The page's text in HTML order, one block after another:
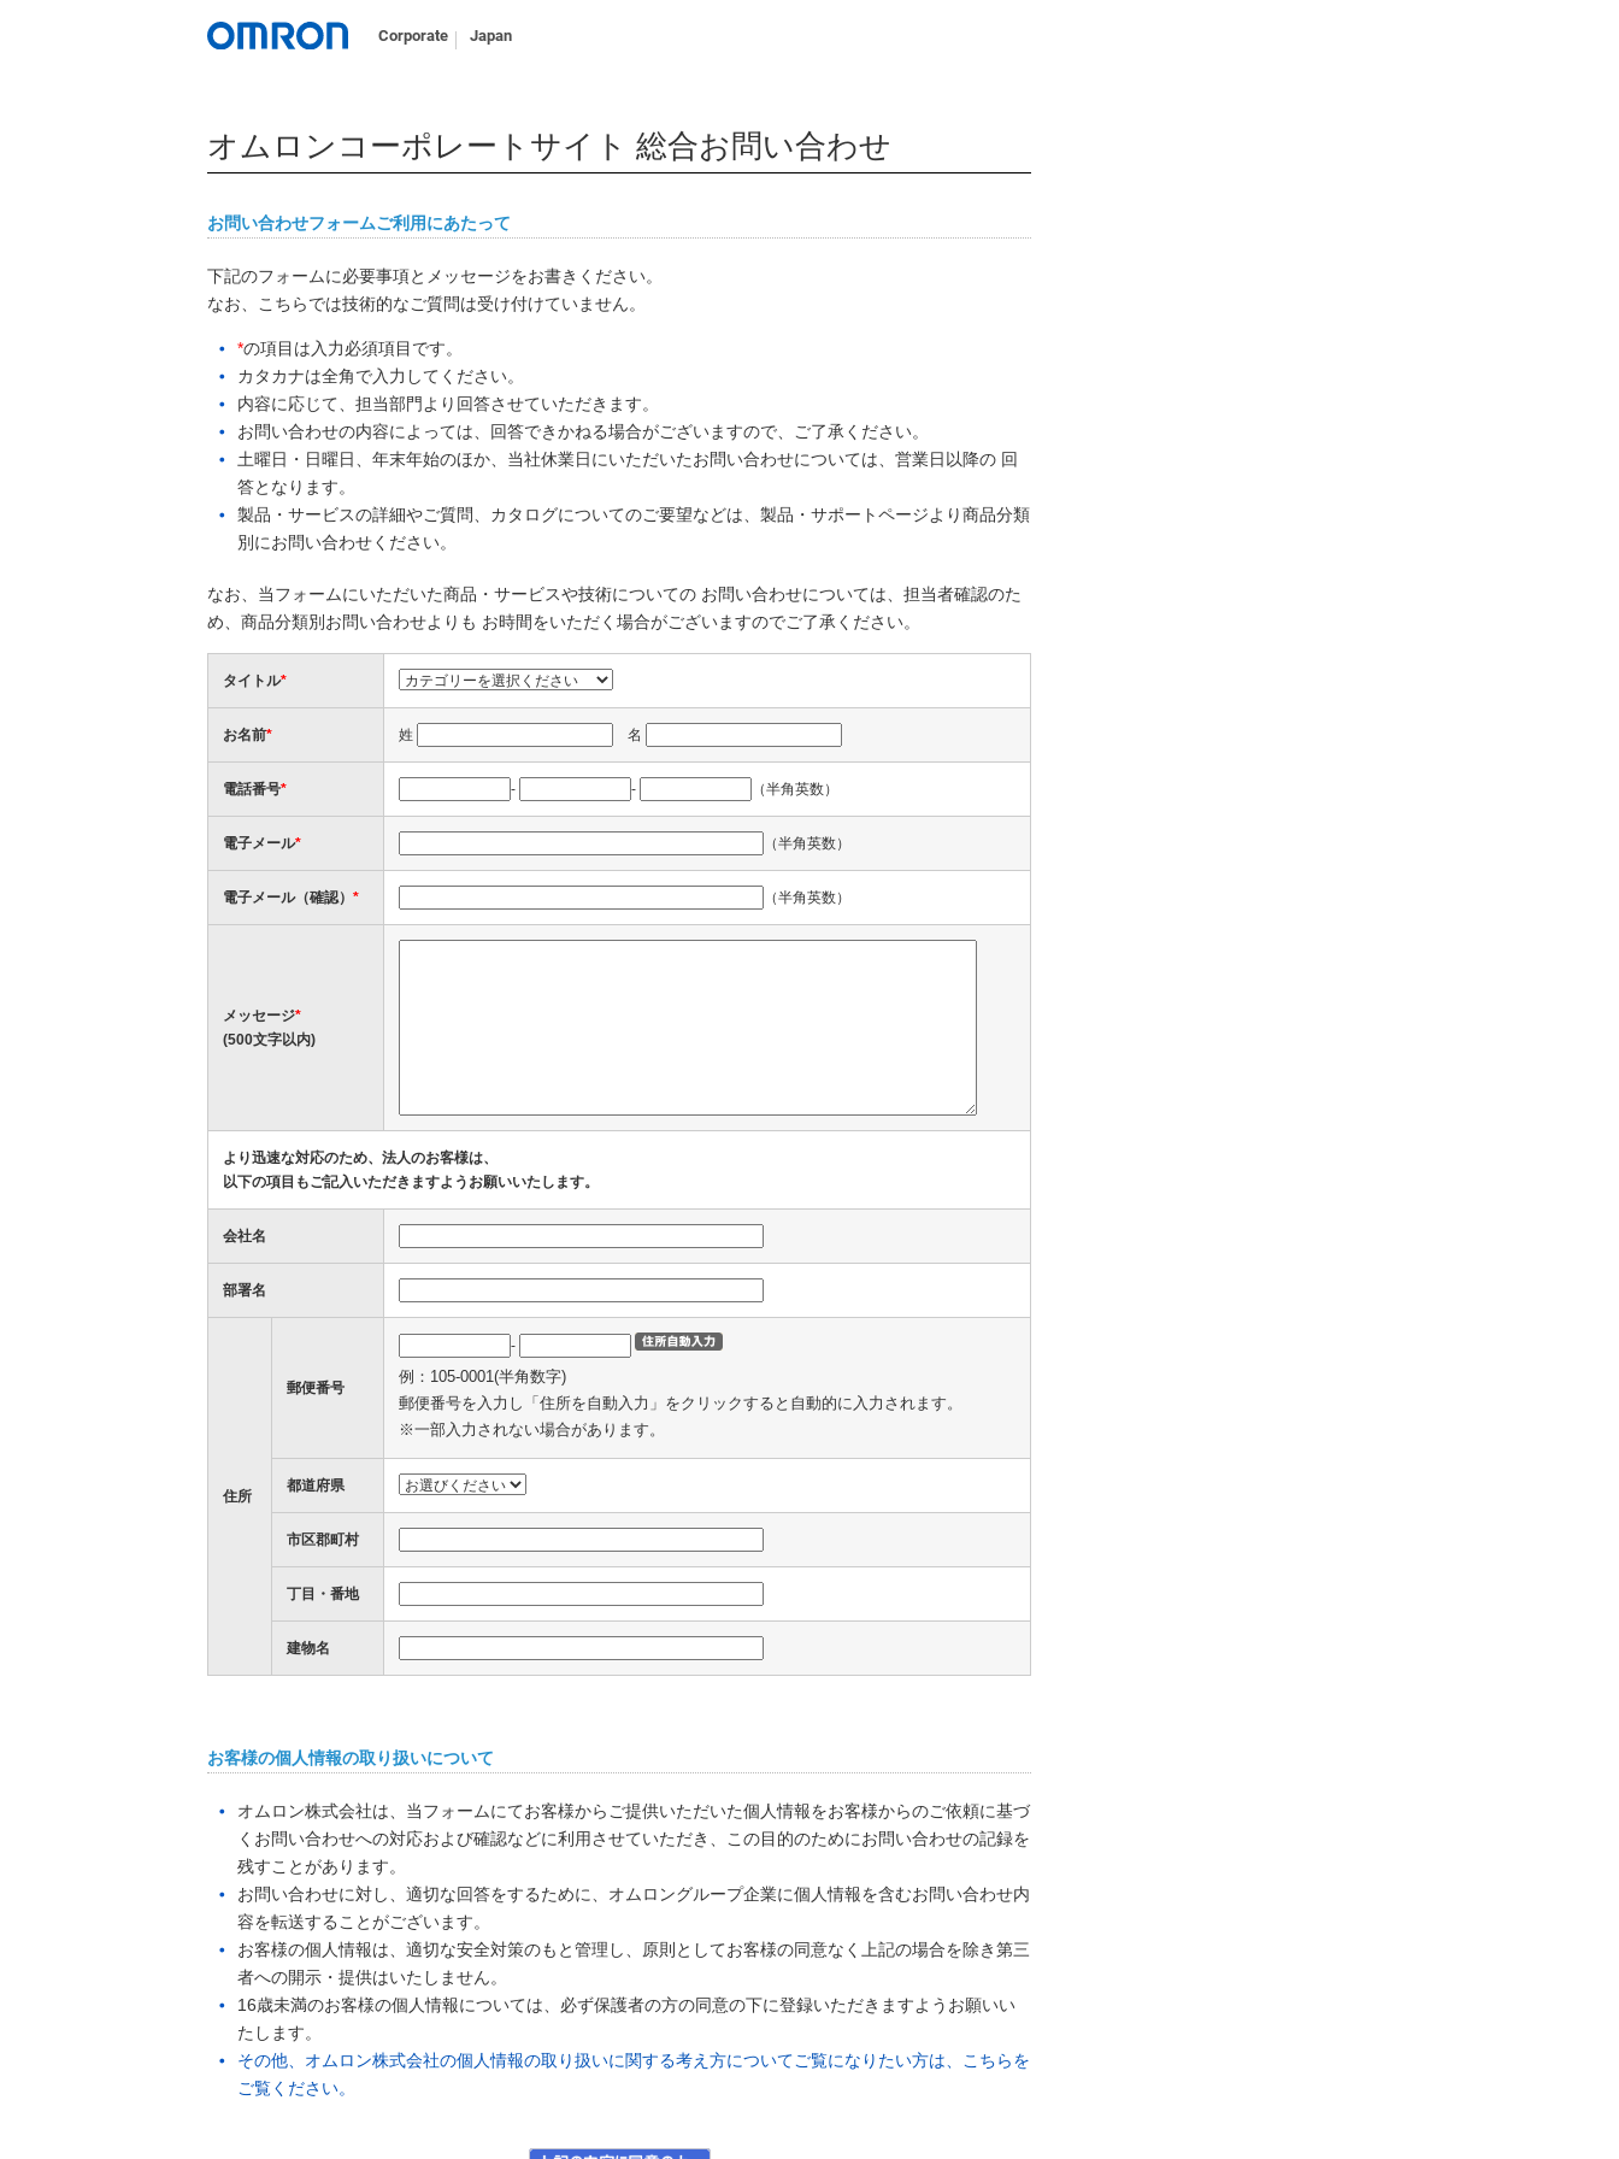
Corporate Japan
オムロンコーポレートサイト 総合お問い合わせ
お問い合わせフォームご利用にあたって
下記のフォームに必要事項とメッセージをお書きください。
なお、こちらでは技術的なご質問は受け付けていません。
*の項目は入力必須項目です。
カタカナは全角で入力してください。
内容に応じて、担当部門より回答させていただきます。
お問い合わせの内容によっては、回答できかねる場合がございますので、ご了承ください。
土曜日・日曜日、年末年始のほか、当社休業日にいただいたお問い合わせについては、営業日以降の 回
答となります。
製品・サービスの詳細やご質問、カタログについてのご要望などは、製品・サポートページより商品分類
別にお問い合わせください。
なお、当フォームにいただいた商品・サービスや技術についての お問い合わせについては、担当者確認のた
め、商品分類別お問い合わせよりも お時間をいただく場合がございますのでご了承ください。
タイトル*
お名前* 姓 名
電話番号* - - （半角英数）
電子メール* （半角英数）
電子メール（確認） * （半角英数）
メッセージ*
(500文字以内)
より迅速な対応のため、法人のお客様は、
以下の項目もご記入いただきますようお願いいたします。
会社名
部署名
住所
郵便番号
-
例：105-0001(半角数字)
郵便番号を入力し「住所を自動入力」をクリックすると自動的に入力されます。
※一部入力されない場合があります。
都道府県
市区郡町村
丁目・番地
建物名
お客様の個人情報の取り扱いについて
オムロン株式会社は、当フォームにてお客様からご提供いただいた個人情報をお客様からのご依頼に基づ
くお問い合わせへの対応および確認などに利用させていただき、この目的のためにお問い合わせの記録を
残すことがあります。
お問い合わせに対し、適切な回答をするために、オムロングループ企業に個人情報を含むお問い合わせ内
容を転送することがございます。
お客様の個人情報は、適切な安全対策のもと管理し、原則としてお客様の同意なく上記の場合を除き第三
者への開示・提供はいたしません。
16歳未満のお客様の個人情報については、必ず保護者の方の同意の下に登録いただきますようお願いい
たします。
その他、オムロン株式会社の個人情報の取り扱いに関する考え方についてご覧になりたい方は、こちらを
ご覧ください。